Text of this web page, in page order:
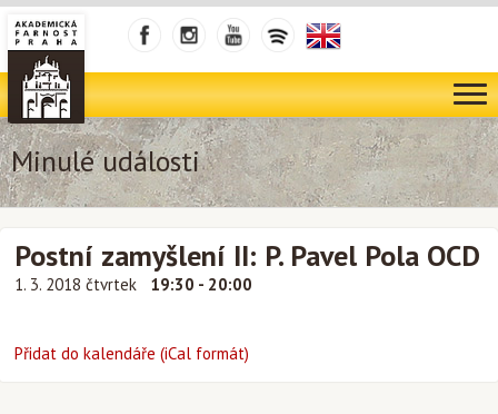
Minulé události
Postní zamyšlení II: P. Pavel Pola OCD
1. 3. 2018 čtvrtek 19:30 - 20:00
Přidat do kalendáře (iCal formát)